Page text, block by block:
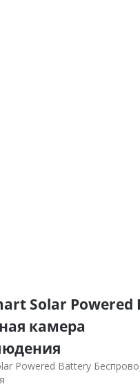
Solar
камера
Powered Battery